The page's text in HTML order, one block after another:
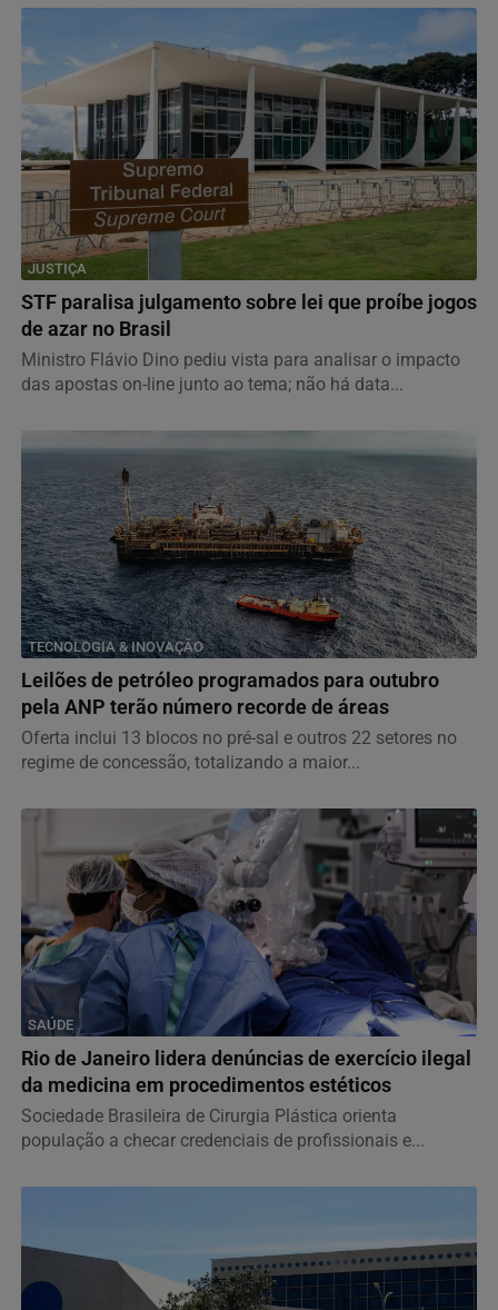
JUSTIÇA
STF paralisa julgamento sobre lei que proíbe jogos
de azar no Brasil
Ministro Flávio Dino pediu vista para analisar o impacto
das apostas on-line junto ao tema; não há data...
TECNOLOGIA & INOVAÇÃO
Leilões de petróleo programados para outubro
pela ANP terão número recorde de áreas
Oferta inclui 13 blocos no pré-sal e outros 22 setores no
regime de concessão, totalizando a maior...
SAÚDE
Rio de Janeiro lidera denúncias de exercício ilegal
da medicina em procedimentos estéticos
Sociedade Brasileira de Cirurgia Plástica orienta
população a checar credenciais de profissionais e...